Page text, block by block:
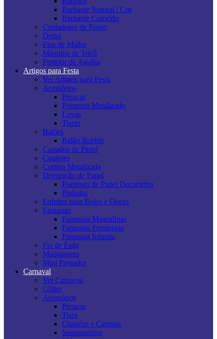
Barbante Natural / Cru
Barbante Colorido
Contadores de Ponto
Dedal
Fios de Malha
Máquina de Tricô
Protetor de Agulha
Artigos para Festa
Ver Artigos para Festa
Acessórios
Perucas
Pompom Metalizado
Luvas
Tiaras
Balões
Balão Bubble
Canudos de Papel
Confetes
Cortina Metalizada
Decoração de Papel
Pompom de Papel Decorativo
Pinhatas
Enfeites para Bolos e Doces
Fantasias
Fantasias Masculinas
Fantasias Femininas
Fantasias Infantis
Fio de Fada
Maquiagem
Mini Pregador
Carnaval
Ver Carnaval
Glitter
Acessórios
Perucas
Tiara
Chapéus e Cartolas
Suspensórios